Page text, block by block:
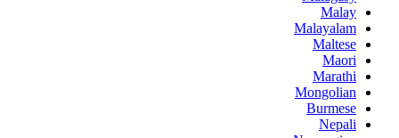
Malay
Malayalam
Maltese
Maori
Marathi
Mongolian
Burmese
Nepali